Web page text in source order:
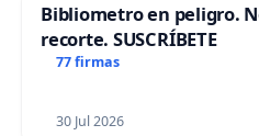
Bibliometro en peligro.
recorte. SUSCRÍBETE
77 firmas
30 Jul 2026